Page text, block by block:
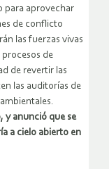
para aprovechar
de conflicto
las fuerzas vivas
de
de revertir las
las auditorías de
y anunció que se
a cielo abierto en